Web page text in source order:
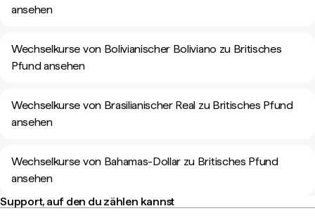
ansehen
Wechselkurse von Bolivianischer Boliviano zu Britisches
Pfund ansehen
Wechselkurse von Brasilianischer Real zu Britisches Pfund
ansehen
Wechselkurse von Bahamas-Dollar zu Britisches Pfund
ansehen
Support, auf den du zählen kannst